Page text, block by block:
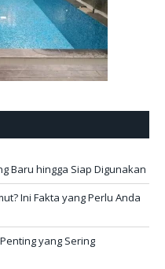
Baru hingga Siap Digunakan
Ini Fakta yang Perlu Anda
yang Sering